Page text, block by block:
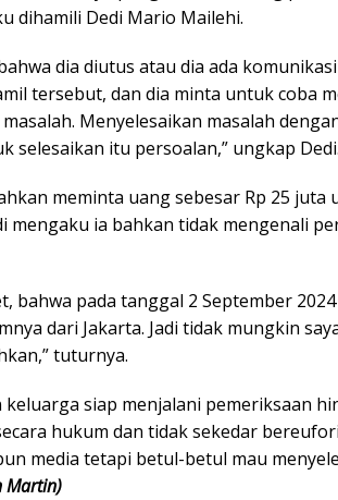
dihamili Dedi Mario Mailehi.
dia diutus atau dia ada
tersebut, dan dia minta untuk coba
Menyelesaikan masalah
selesaikan itu persoalan,” ungkap Dedi.
meminta uang sebesar Rp 25 juta
mengaku ia bahkan tidak mengenali
bahwa pada tanggal 2 September
dari Jakarta. Jadi tidak mungkin
tuturnya.
keluarga siap menjalani pemeriksaan
hukum dan tidak sekedar
media tetapi betul-betul mau
Martin)